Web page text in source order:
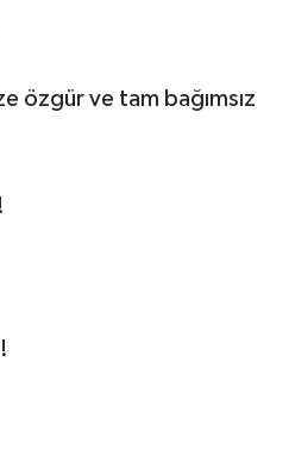
özgür ve tam bağımsız